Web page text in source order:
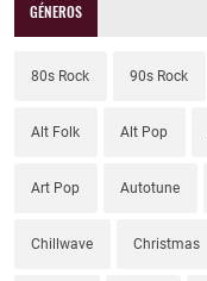
GÉNEROS
80s Rock 90s Rock
Alt Folk Alt Pop
Art Pop Autotune
Chillwave Christmas